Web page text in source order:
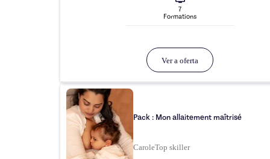
7
Formations
Ver a oferta
Pack : Mon allaitement maîtrisé
CaroleTop skiller